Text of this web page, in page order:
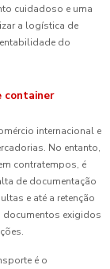
cuidadoso e uma
a logística de
do
container
internacional e
No entanto,
contratempos, é
de documentação
e até a retenção
documentos exigidos
é o